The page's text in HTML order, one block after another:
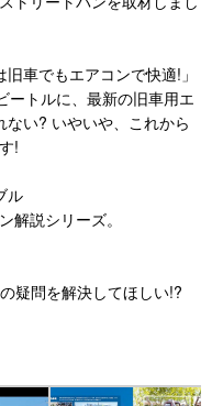
車でもエアコンで快適!」
ートルに、最新の旧車用エ
い? いやいや、これから
!
ル
解説シリーズ。
疑問を解決してほしい!?